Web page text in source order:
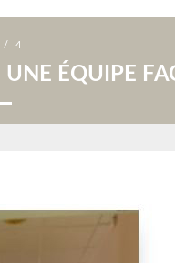
/ 4
UNE ÉQUIPE